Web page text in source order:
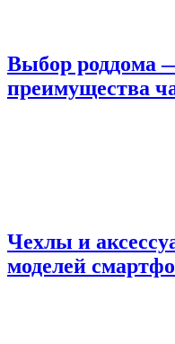
Выбор роддома
преимущества
Чехлы и
моделей